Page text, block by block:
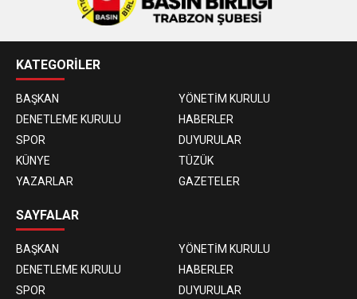
KATEGORİLER
BAŞKAN
YÖNETİM KURULU
DENETLEME KURULU
HABERLER
SPOR
DUYURULAR
KÜNYE
TÜZÜK
YAZARLAR
GAZETELER
SAYFALAR
BAŞKAN
YÖNETİM KURULU
DENETLEME KURULU
HABERLER
SPOR
DUYURULAR